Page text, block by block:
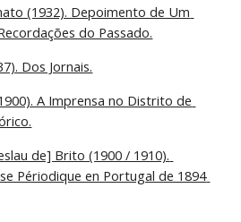
(1932). Depoimento de Um
do Passado.
Dos Jornais.
A Imprensa no Distrito de
de] Brito (1900 / 1910).
Périodique en Portugal de 1894